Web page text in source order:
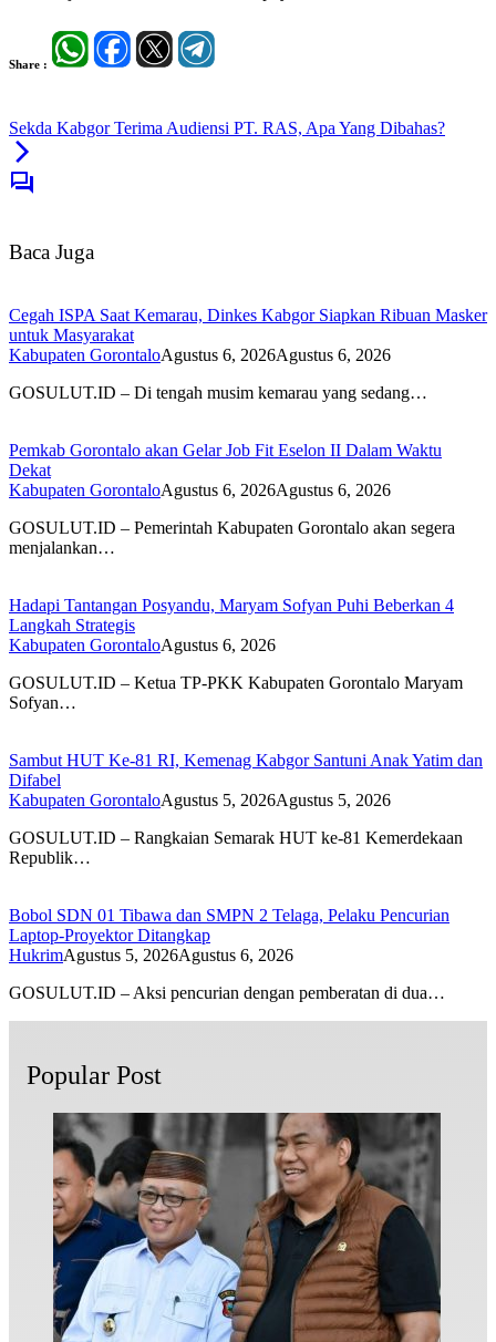
Share :
Sekda Kabgor Terima Audiensi PT. RAS, Apa Yang Dibahas?
Baca Juga
Cegah ISPA Saat Kemarau, Dinkes Kabgor Siapkan Ribuan Masker
untuk Masyarakat
Kabupaten GorontaloAgustus 6, 2026Agustus 6, 2026
GOSULUT.ID – Di tengah musim kemarau yang sedang…
Pemkab Gorontalo akan Gelar Job Fit Eselon II Dalam Waktu
Dekat
Kabupaten GorontaloAgustus 6, 2026Agustus 6, 2026
GOSULUT.ID – Pemerintah Kabupaten Gorontalo akan segera
menjalankan…
Hadapi Tantangan Posyandu, Maryam Sofyan Puhi Beberkan 4
Langkah Strategis
Kabupaten GorontaloAgustus 6, 2026
GOSULUT.ID – Ketua TP-PKK Kabupaten Gorontalo Maryam
Sofyan…
Sambut HUT Ke-81 RI, Kemenag Kabgor Santuni Anak Yatim dan
Difabel
Kabupaten GorontaloAgustus 5, 2026Agustus 5, 2026
GOSULUT.ID – Rangkaian Semarak HUT ke-81 Kemerdekaan
Republik…
Bobol SDN 01 Tibawa dan SMPN 2 Telaga, Pelaku Pencurian
Laptop-Proyektor Ditangkap
HukrimAgustus 5, 2026Agustus 6, 2026
GOSULUT.ID – Aksi pencurian dengan pemberatan di dua…
Popular Post